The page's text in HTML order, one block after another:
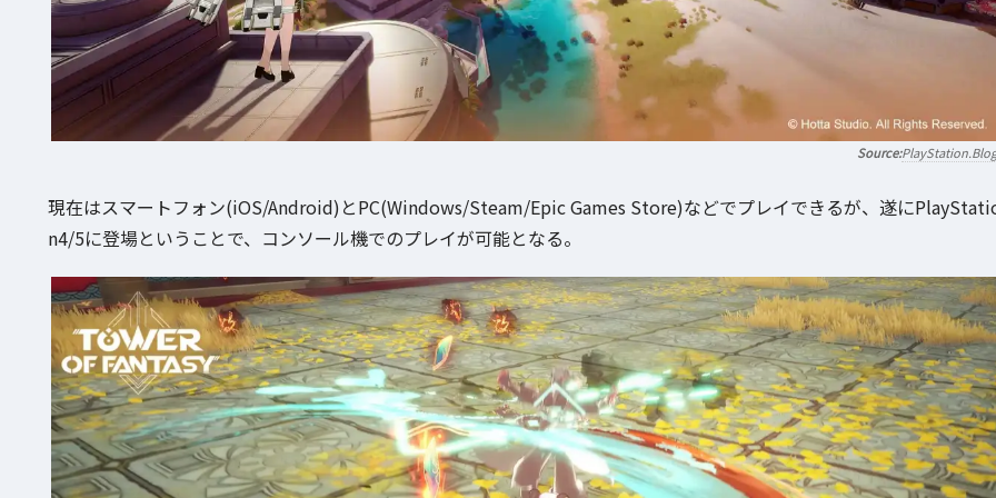
PlayStation.Blog
現在はスマートフォン(iOS/Android)とPC(Windows/Steam/Epic Games Store)などでプレイできるが、遂に
n4/5に登場ということで、コンソール機でのプレイが可能となる。